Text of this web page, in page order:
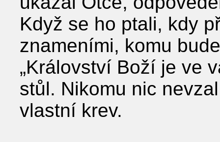
Když se ho ptali, kdy
znameními, komu
„Království Boží je ve
stůl. Nikomu nic
vlastní krev.